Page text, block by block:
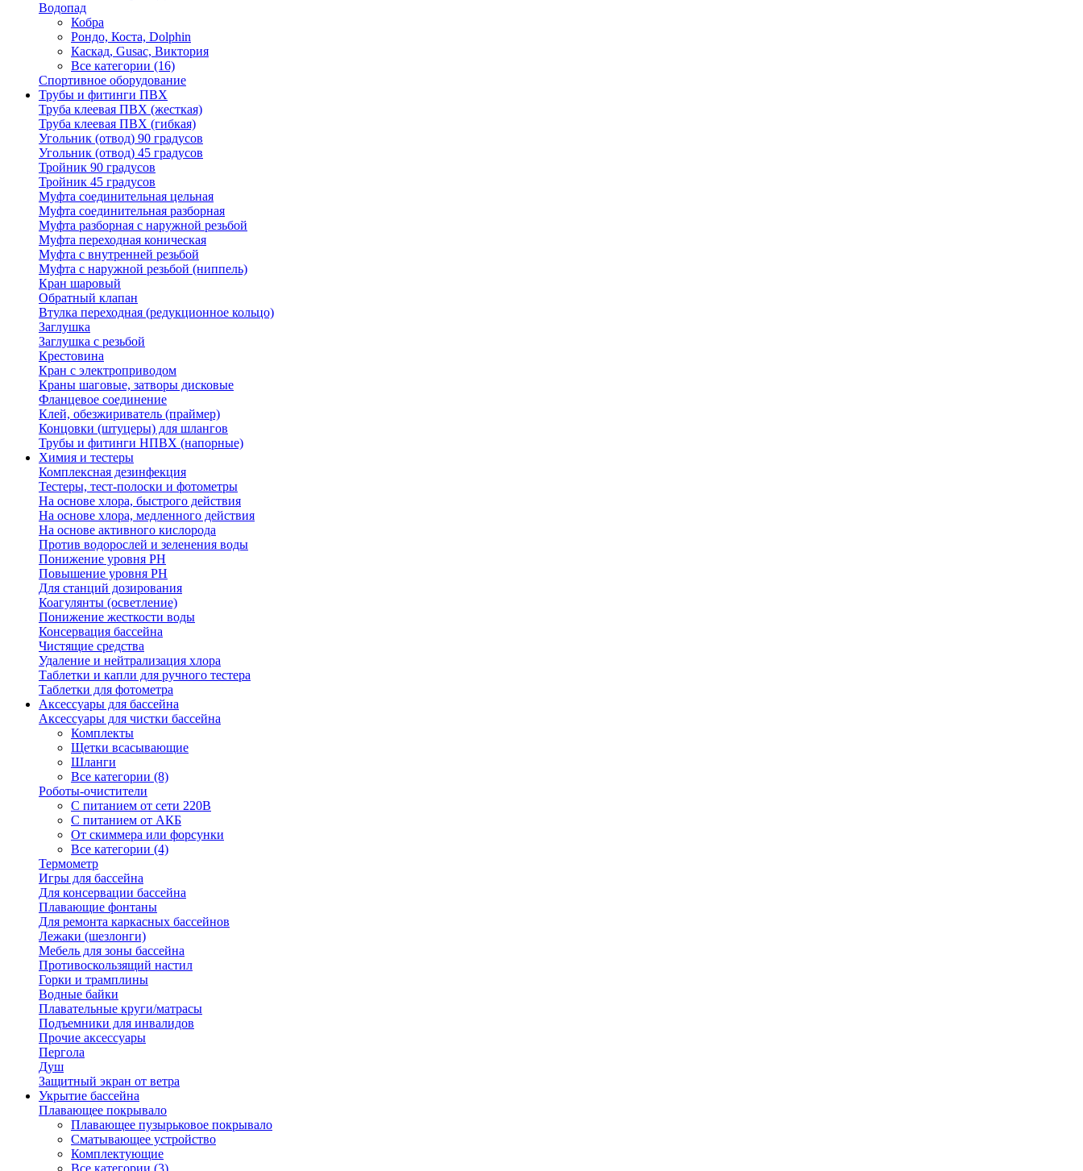
Водопад
Кобра
Рондо, Коста, Dolphin
Каскад, Gusac, Виктория
Все категории (16)
Спортивное оборудование
Трубы и фитинги ПВХ
Труба клеевая ПВХ (жесткая)
Труба клеевая ПВХ (гибкая)
Угольник (отвод) 90 градусов
Угольник (отвод) 45 градусов
Тройник 90 градусов
Тройник 45 градусов
Муфта соединительная цельная
Муфта соединительная разборная
Муфта разборная с наружной резьбой
Муфта переходная коническая
Муфта с внутренней резьбой
Муфта с наружной резьбой (ниппель)
Кран шаровый
Обратный клапан
Втулка переходная (редукционное кольцо)
Заглушка
Заглушка с резьбой
Крестовина
Кран с электроприводом
Краны шаговые, затворы дисковые
Фланцевое соединение
Клей, обезжириватель (праймер)
Концовки (штуцеры) для шлангов
Трубы и фитинги НПВХ (напорные)
Химия и тестеры
Комплексная дезинфекция
Тестеры, тест-полоски и фотометры
На основе хлора, быстрого действия
На основе хлора, медленного действия
На основе активного кислорода
Против водорослей и зеленения воды
Понижение уровня РН
Повышение уровня РН
Для станций дозирования
Коагулянты (осветление)
Понижение жесткости воды
Консервация бассейна
Чистящие средства
Удаление и нейтрализация хлора
Таблетки и капли для ручного тестера
Таблетки для фотометра
Аксессуары для бассейна
Аксессуары для чистки бассейна
Комплекты
Щетки всасывающие
Шланги
Все категории (8)
Роботы-очистители
С питанием от сети 220В
С питанием от АКБ
От скиммера или форсунки
Все категории (4)
Термометр
Игры для бассейна
Для консервации бассейна
Плавающие фонтаны
Для ремонта каркасных бассейнов
Лежаки (шезлонги)
Мебель для зоны бассейна
Противоскользящий настил
Горки и трамплины
Водные байки
Плавательные круги/матрасы
Подъемники для инвалидов
Прочие аксессуары
Пергола
Душ
Защитный экран от ветра
Укрытие бассейна
Плавающее покрывало
Плавающее пузырьковое покрывало
Сматывающее устройство
Комплектующие
Все категории (3)